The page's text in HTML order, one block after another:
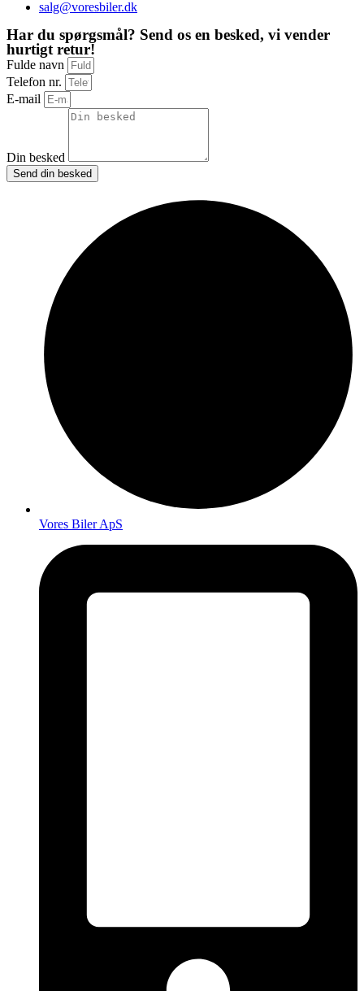
salg@voresbiler.dk
Har du spørgsmål? Send os en besked, vi vender
hurtigt retur!
Fulde navn
Telefon nr.
E-mail
Din besked
Send din besked
Vores Biler ApS